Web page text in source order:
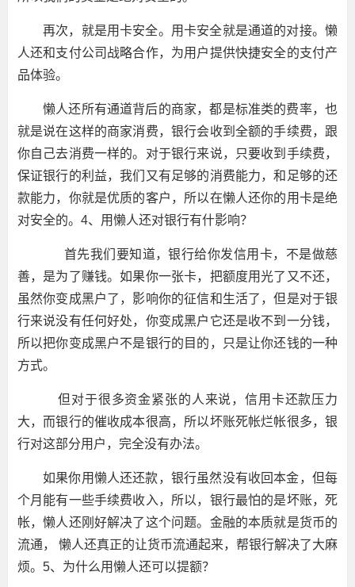
再次，就是用卡安全。用卡安全就是通道的对接。懒
人还和支付公司战略合作，为用户提供快捷安全的支付产
品体验。
懒人还所有通道背后的商家，都是标准类的费率，也
就是说在这样的商家消费，银行会收到全额的手续费，跟
你自己去消费一样的。对于银行来说，只要收到手续费，
保证银行的利益，我们又有足够的消费能力，和足够的还
款能力，你就是优质的客户，所以在懒人还你的用卡是绝
对安全的。4、用懒人还对银行有什影响？
首先我们要知道，银行给你发信用卡，不是做慈
善，是为了赚钱。如果你一张卡，把额度用光了又不还，
虽然你变成黑户了，影响你的征信和生活了，但是对于银
行来说没有任何好处，你变成黑户它还是收不到一分钱，
所以把你变成黑户不是银行的目的，只是让你还钱的一种
方式。
但对于很多资金紧张的人来说，信用卡还款压力
大，而银行的催收成本很高，所以坏账死帐烂帐很多，银
行对这部分用户，完全没有办法。
如果你用懒人还还款，银行虽然没有收回本金，但每
个月能有一些手续费收入，所以，银行最怕的是坏账，死
帐，懒人还刚好解决了这个问题。金融的本质就是货币的
流通， 懒人还真正的让货币流通起来，帮银行解决了大麻
烦。5、为什么用懒人还可以提额？